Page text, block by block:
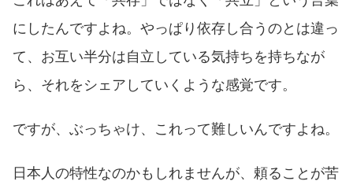
にしたんですよね。やっぱり依存し合うのとは違っ
て、お互い半分は自立している気持ちを持ちなが
ら、それをシェアしていくような感覚です。
ですが、ぶっちゃけ、これって難しいんですよね。
日本人の特性なのかもしれませんが、頼ることが苦